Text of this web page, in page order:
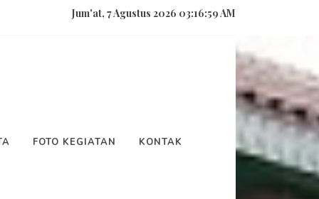
Jum'at, 7 Agustus 2026 03:17:02 AM
FOTO KEGIATAN KONTAK